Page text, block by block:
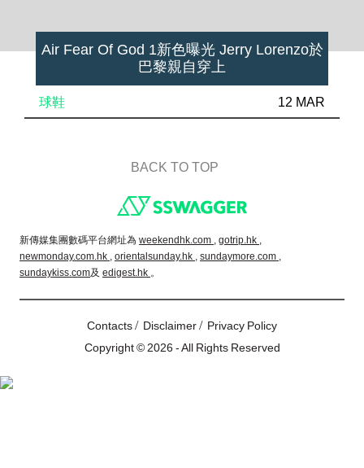
Air Fear Of God 1新色曝光 Jerry Lorenzo於
巴黎親自穿上
球鞋 12 MAR
BACK TO TOP
新傳媒集團數碼平台網址為 weekendhk.com , gotrip.hk ,
newmonday.com.hk , orientalsunday.hk , sundaymore.com ,
sundaykiss.com及 edigest.hk 。
Contacts/ Disclaimer/ Privacy Policy
Copyright © 2026 - All Rights Reserved